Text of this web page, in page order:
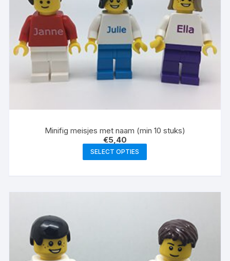
Minifig meisjes met naam (min 10 stuks)
€5,40
SELECT OPTIES